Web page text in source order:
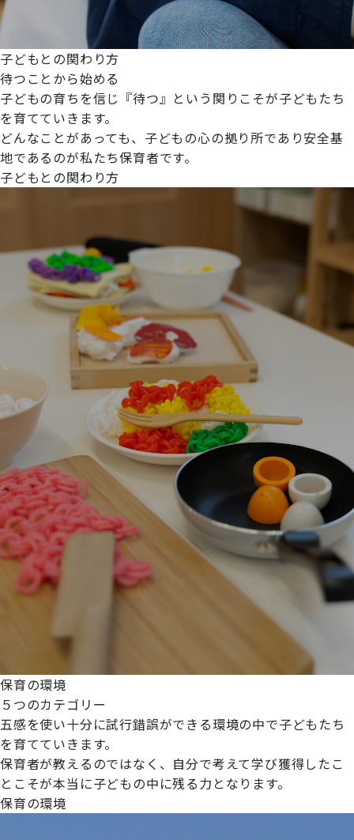
子どもとの関わり方
待つことから始める
子どもの育ちを信じ『待つ』という関りこそが子どもたち
を育てていきます。
どんなことがあっても、子どもの心の拠り所であり安全基
地であるのが私たち保育者です。
子どもとの関わり方
保育の環境
５つのカテゴリー
五感を使い十分に試行錯誤ができる環境の中で子どもたち
を育てていきます。
保育者が教えるのではなく、自分で考えて学び獲得したこ
とこそが本当に子どもの中に残る力となります。
保育の環境